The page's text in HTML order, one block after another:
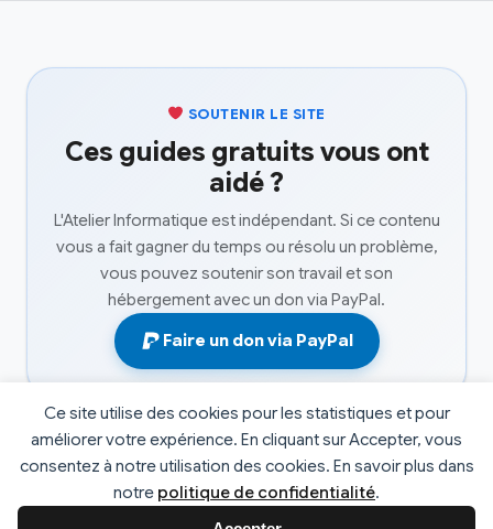
Ce site utilise des cookies pour les statistiques et pour
améliorer votre expérience. En cliquant sur Accepter, vous
consentez à notre utilisation des cookies. En savoir plus dans
notre politique de confidentialité.
SOUTENIR LE SITE
Ces guides gratuits vous ont
aidé ?
L'Atelier Informatique est indépendant. Si ce contenu
vous a fait gagner du temps ou résolu un problème,
vous pouvez soutenir son travail et son
hébergement avec un don via PayPal.
Faire un don via PayPal
© 2026 L'atelier informatique. Tous droits réservés. |
Fabrice Faucheux